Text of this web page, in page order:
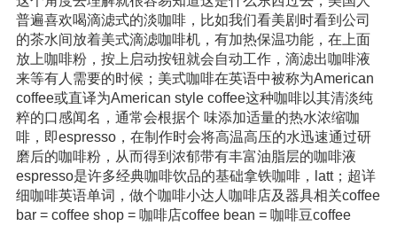
普遍喜欢喝滴滤式的淡咖啡，比如我们看美剧时看到公司
的茶水间放着美式滴滤咖啡机，有加热保温功能，在上面
放上咖啡粉，按上启动按钮就会自动工作，滴滤出咖啡液
来等有人需要的时候；美式咖啡在英语中被称为American
coffee或直译为American style coffee这种咖啡以其清淡纯
粹的口感闻名，通常会根据个 味添加适量的热水浓缩咖
啡，即espresso，在制作时会将高温高压的水迅速通过研
磨后的咖啡粉，从而得到浓郁带有丰富油脂层的咖啡液
espresso是许多经典咖啡饮品的基础拿铁咖啡，latt；超详
细咖啡英语单词，做个咖啡小达人咖啡店及器具相关coffee
bar = coffee shop = 咖啡店coffee bean = 咖啡豆coffee